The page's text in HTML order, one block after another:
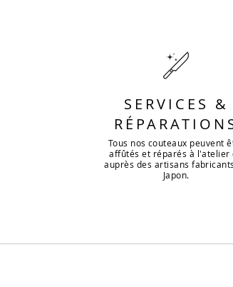
SERVICES &
Tous nos couteaux peuvent
affûtés et réparés à l'atelier
auprès des artisans
Japon.